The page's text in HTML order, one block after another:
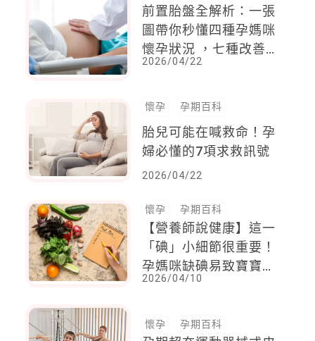
前置胎盤全解析：一張
圖帶你秒懂四種孕媽咪
懷孕狀況 ，七種改善
方式幫你安心度過孕期
2026/04/22
懷孕 孕期百科
胎兒可能在喊救命！孕
婦必懂的7項求救訊號
2026/04/22
懷孕 孕期百科
【營養師說健康】這一
「碘」小細節很重要！
孕媽咪缺碘易致寶寶生
長遲緩，兒童注意力缺
2026/04/10
懷孕 孕期百科